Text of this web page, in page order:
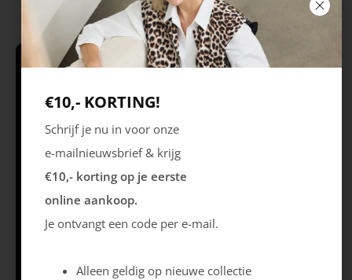
eerste online aankoop!
Volg ons
Openingstijden
Best
Europaplein 1, 5684
Ma 09.30 – 18.00 uur
Wo 09.30 – 18.00
€10,- KORTING!
Schrijf je nu in voor onze
e-mailnieuwsbrief & krijg
€10,- korting op je eerste
online aankoop.
Je ontvangt een code per e-mail.
Alleen geldig op nieuwe collectie